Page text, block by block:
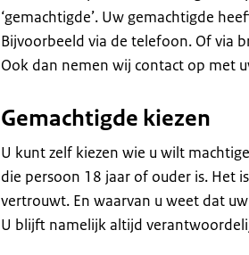
‘gemachtigde’. Uw gemachtigde
Bijvoorbeeld via de telefoon. Of via
Ook dan nemen wij contact op met
Gemachtigde kiezen
U kunt zelf kiezen wie u wilt
die persoon 18 jaar of ouder is. Het
vertrouwt. En waarvan u weet dat
U blijft namelijk altijd